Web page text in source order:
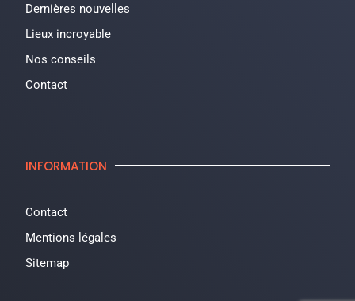
Dernières nouvelles
Lieux incroyable
Nos conseils
Contact
INFORMATION
Contact
Mentions légales
Sitemap